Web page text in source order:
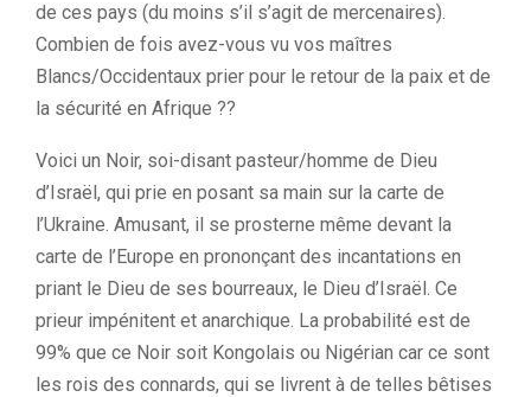
de ces pays (du moins s’il s’agit de mercenaires).
Combien de fois avez-vous vu vos maîtres
Blancs/Occidentaux prier pour le retour de la paix et de
la sécurité en Afrique ??
Voici un Noir, soi-disant pasteur/homme de Dieu
d’Israël, qui prie en posant sa main sur la carte de
l’Ukraine. Amusant, il se prosterne même devant la
carte de l’Europe en prononçant des incantations en
priant le Dieu de ses bourreaux, le Dieu d’Israël. Ce
prieur impénitent et anarchique. La probabilité est de
99% que ce Noir soit Kongolais ou Nigérian car ce sont
les rois des connards, qui se livrent à de telles bêtises